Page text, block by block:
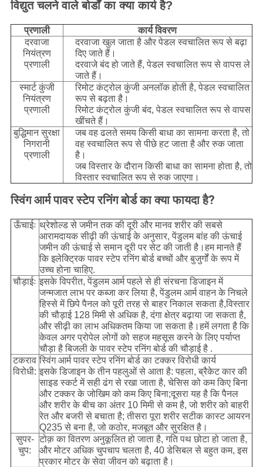
विद्युत चलने वाले बोर्डों का क्या कार्य है?
प्रणाली
कार्य विवरण
दरवाजा
नियंत्रण
प्रणाली
दरवाजा खुल जाता है और पेडल स्वचालित रूप से बढ़ा
दिए जाते हैं।
दरवाजे बंद हो जाते हैं, पेडल स्वचालित रूप से वापस ले
जाते हैं।
स्मार्ट कुंजी
नियंत्रण
प्रणाली
रिमोट कंट्रोल कुंजी अनलॉक होती है, पेडल स्वचालित
रूप से बढ़ता है।
रिमोट कंट्रोल कुंजी बंद, पेडल स्वचालित रूप से वापस
खींचते हैं।
बुद्धिमान सुरक्षा
निगरानी
प्रणाली
जब वह ढलते समय किसी बाधा का सामना करता है, तो
वह स्वचालित रूप से पीछे हट जाता है और रुक जाता
है।
जब विस्तार के दौरान किसी बाधा का सामना होता है, तो
विस्तार स्वचालित रूप से रुक जाएगा।
स्विंग आर्म पावर स्टेप रनिंग बोर्ड का क्या फायदा है?
ऊँचाईः थ्रेशोल्ड से जमीन तक की दूरी और मानव शरीर की सबसे
आरामदायक सीढ़ी की ऊंचाई के अनुसार, पेंडुलम बांह की ऊंचाई
जमीन की ऊंचाई से समान दूरी पर सेट की जाती है।हम मानते हैं
कि इलेक्ट्रिक पावर स्टेप रनिंग बोर्ड बच्चों और बुजुर्गों के रूप में
उच्च होना चाहिए.
चौड़ाईः इसके विपरीत, पेंडुलम आर्म पहले से ही संरचना डिजाइन में
जन्मजात लाभ पर कब्जा कर लिया है, पेंडुलम आर्म वाहन के निचले
हिस्से में छिपे पैनल को पूरी तरह से बाहर निकाल सकता है,विस्तार
की चौड़ाई 128 मिमी से अधिक है, दंगा क्षेत्र बढ़ाया जा सकता है,
और सीढ़ी का लाभ अधिकतम किया जा सकता है।हमें लगता है कि
केवल अगर प्रोपेल लोगों को सहज महसूस करने के लिए पर्याप्त
चौड़ा है बिजली के पावर स्टेप रनिंग बोर्ड की चौड़ाई है .
टकराव
विरोधी:
स्विंग आर्म पावर स्टेप रनिंग बोर्ड का टक्कर विरोधी कार्य
इसके डिजाइन के तीन पहलुओं से आता है: पहला, ब्रैकेट कार की
साइड स्कर्ट में सही ढंग से रखा जाता है, चेसिस को कम किए बिना
और टक्कर के जोखिम को कम किए बिना;दूसरा यह है कि पैनल
और शरीर के बीच का अंतर 10 मिमी से कम है, जो शरीर को बाहरी
रेत और बजरी से बचाता है; तीसरा पूरा शरीर सटीक कास्ट आयरन
Q235 से बना है, जो कठोर, मजबूत और सुरक्षित है।
सुपर-
चुप:
टोक़ का वितरण अनुकूलित हो जाता है, गति पथ छोटा हो जाता है,
और मोटर अधिक चुपचाप चलता है, 40 डेसिबल से बहुत कम, इस
प्रकार मोटर के सेवा जीवन को बढ़ाता है।